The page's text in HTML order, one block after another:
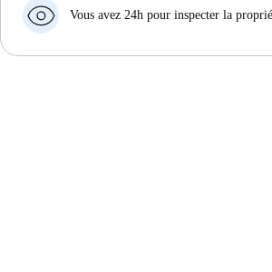
préavis, nous allons soit (A) vous payer
soit (B) vous rembourser en totalité.
Vous avez 24h pour inspecter la